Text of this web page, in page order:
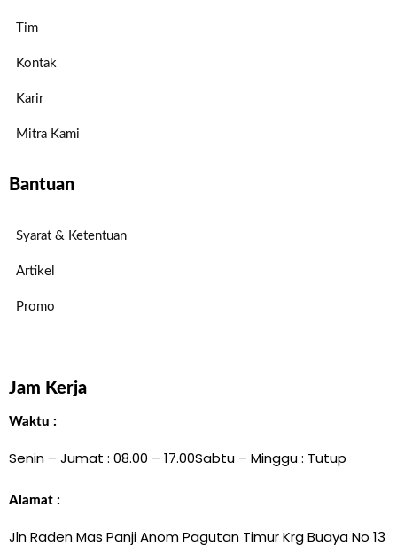
Tim
Kontak
Karir
Mitra Kami
Bantuan
Syarat & Ketentuan
Artikel
Promo
Jam Kerja
Waktu :
Senin – Jumat : 08.00 – 17.00Sabtu – Minggu : Tutup
Alamat :
Jln Raden Mas Panji Anom Pagutan Timur Krg Buaya No 13